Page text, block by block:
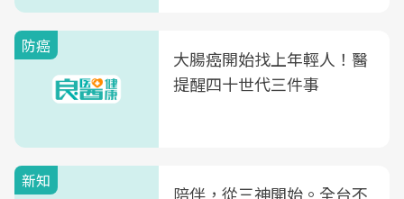
防癌
大腸癌開始找上年輕人！醫
提醒四十世代三件事
新知
陪伴，從三神開始。全台不